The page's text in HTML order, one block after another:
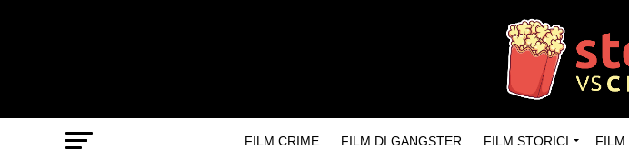
FILM CRIME FILM DI GANGSTER FILM STORICI FILM